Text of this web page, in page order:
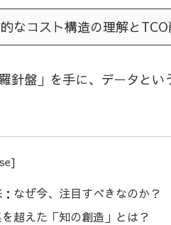
なコスト構造の理解と
盤」を手に、データと
なぜ今、注目すべきなのか？
超えた「知の創造」とは？